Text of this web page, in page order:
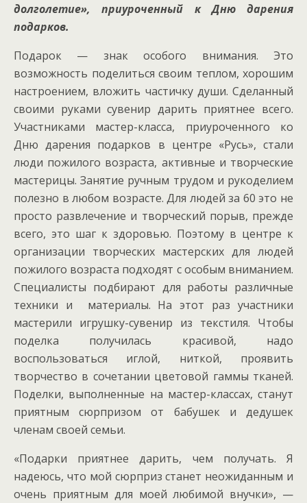
долголетие», приуроченный к Дню дарения
подарков.
Подарок — знак особого внимания. Это
возможность поделиться своим теплом, хорошим
настроением, вложить частичку души. Сделанный
своими руками сувенир дарить приятнее всего.
Участниками мастер-класса, приуроченного ко
Дню дарения подарков в центре «Русь», стали
люди пожилого возраста, активные и творческие
мастерицы. Занятие ручным трудом и рукоделием
полезно в любом возрасте. Для людей за 60 это не
просто развлечение и творческий порыв, прежде
всего, это шаг к здоровью. Поэтому в центре к
организации творческих мастерских для людей
пожилого возраста подходят с особым вниманием.
Специалисты подбирают для работы различные
техники и материалы. На этот раз участники
мастерили игрушку-сувенир из текстиля. Чтобы
поделка получилась красивой, надо
воспользоваться иглой, ниткой, проявить
творчество в сочетании цветовой гаммы тканей.
Поделки, выполненные на мастер-классах, станут
приятным сюрпризом от бабушек и дедушек
членам своей семьи.
«Подарки приятнее дарить, чем получать. Я
надеюсь, что мой сюрприз станет неожиданным и
очень приятным для моей любимой внучки», —